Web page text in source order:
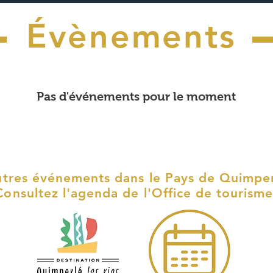
Évènements
Pas d'événements pour le moment
événements dans le Pays de
l'agenda de l'Office de